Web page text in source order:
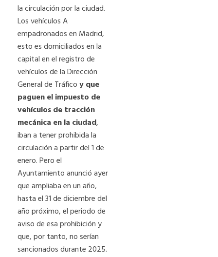
la circulación por la ciudad.
Los vehículos A
empadronados en Madrid,
esto es domiciliados en la
capital en el registro de
vehículos de la Dirección
General de Tráficoy que
paguen el impuesto de
vehículos de tracción
mecánica en la ciudad,
iban a tener prohibida la
circulación a partir del 1 de
enero. Pero el
Ayuntamiento anunció ayer
que ampliaba en un año,
hasta el 31 de diciembre del
año próximo, el periodo de
aviso de esa prohibición y
que, por tanto, no serían
sancionados durante 2025.